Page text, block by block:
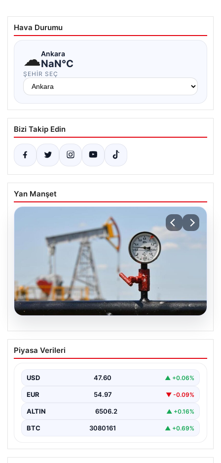
Hava Durumu
☁Ankara
NaN°C
ŞEHIR SEÇ
Bizi Takip Edin
Yan Manşet
05.08.2026
Petrol fiyatları 25 Mayıs: Petrol fiyatları
düştü mü, ne kadar oldu? Brent petrol
Piyasa Verileri
USD 47.60 ▲ +0.06%
EUR 54.97 ▼ -0.09%
ALTIN 6506.2 ▲ +0.16%
BTC 3080161 ▲ +0.69%